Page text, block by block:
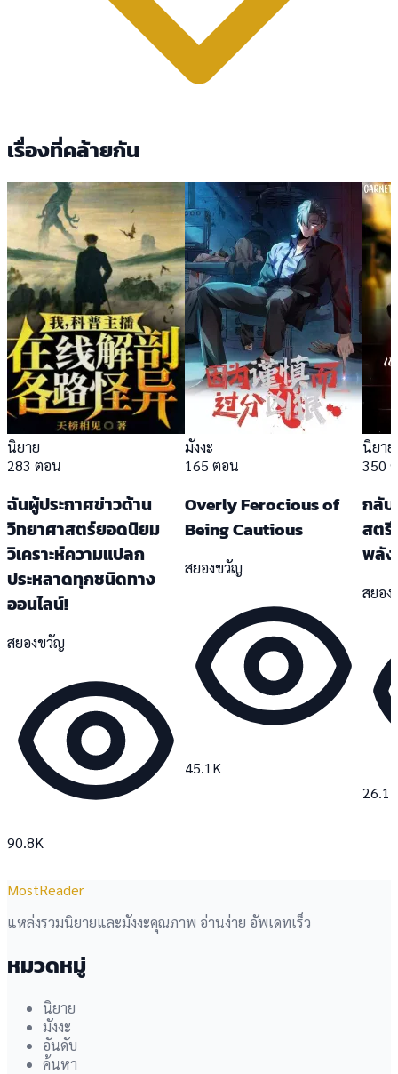
เรื่องที่คล้ายกัน
นิยาย
283 ตอน
ฉันผู้ประกาศข่าวด้าน
วิทยาศาสตร์ยอดนิยม
วิเคราะห์ความแปลก
ประหลาดทุกชนิดทาง
ออนไลน์!
สยองขวัญ
90.8K
มังงะ
165 ตอน
Overly Ferocious of
Being Cautious
สยองขวัญ
45.1K
นิยาย
350
กลับ
สตรี
พลั
สยอ
26.1K
MostReader
แหล่งรวมนิยายและมังงะคุณภาพ อ่านง่าย อัพเดทเร็ว
หมวดหมู่
นิยาย
มังงะ
อันดับ
ค้นหา